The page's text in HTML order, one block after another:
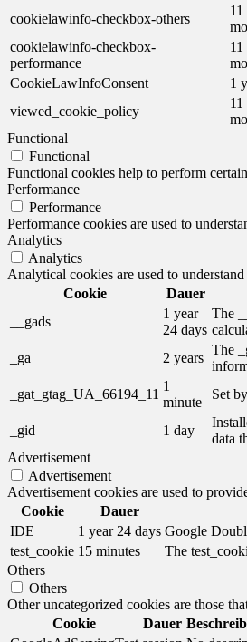
cookielawinfo-checkbox-others
11
cookielawinfo-checkbox-
performance
11
CookieLawInfoConsent
1
viewed_cookie_policy
11
Functional
Functional
Functional cookies help to perform
Performance
Performance
Performance cookies are used to
Analytics
Analytics
Analytical cookies are used to
Cookie
Dauer
__gads
1 year
24 days
The
_ga
2 years
The
_gat_gtag_UA_66194_11
1
minute
Set
_gid 1 day
data
Advertisement
Advertisement
Advertisement cookies are used to
Cookie
Dauer
IDE
1 year 24 days Google
test_cookie 15 minutes
The
Others
Others
Other uncategorized cookies are those
Cookie
Dauer